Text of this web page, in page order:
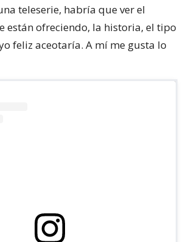
teleserie, habría que ver el
están ofreciendo, la historia, el tipo
feliz aceotaría. A mí me gusta lo